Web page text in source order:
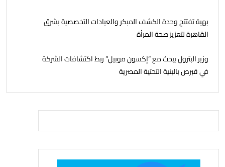
بهية تفتتح وحدة الكشف المبكر والعيادات التخصصية بشرق
القاهرة لتعزيز صحة المرأة
وزير البترول يبحث مع “إكسون موبيل” ربط اكتشافات الشركة
في قبرص بالبنية التحتية المصرية